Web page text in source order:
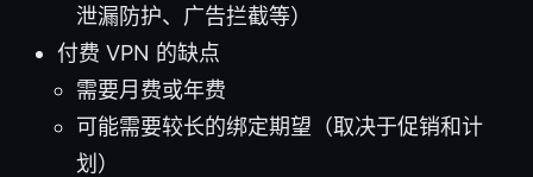
泄漏防护、广告拦截等）
付费 VPN 的缺点
需要月费或年费
可能需要较长的绑定期望（取决于促销和计
划）